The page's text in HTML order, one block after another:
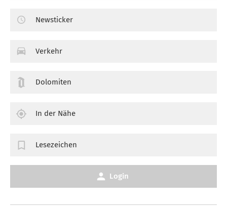
Newsticker
Verkehr
Dolomiten
In der Nähe
Lesezeichen
Login